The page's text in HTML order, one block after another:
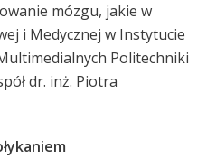
mózgu, jakie w
i Medycznej w Instytucie
Politechniki
dr. inż. Piotra